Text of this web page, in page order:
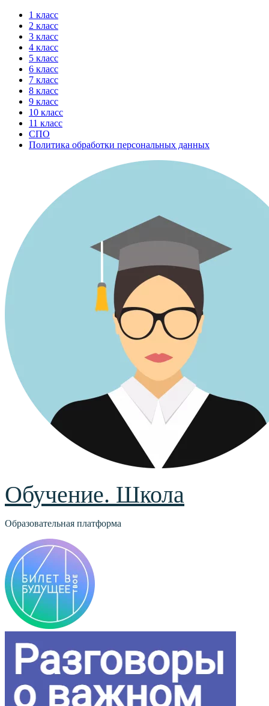
Перейти
содержимому
1 класс
2 класс
3 класс
4 класс
5 класс
6 класс
7 класс
8 класс
9 класс
10 класс
11 класс
СПО
Политика обработки персональных данных
Обучение. Школа
Образовательная платформа